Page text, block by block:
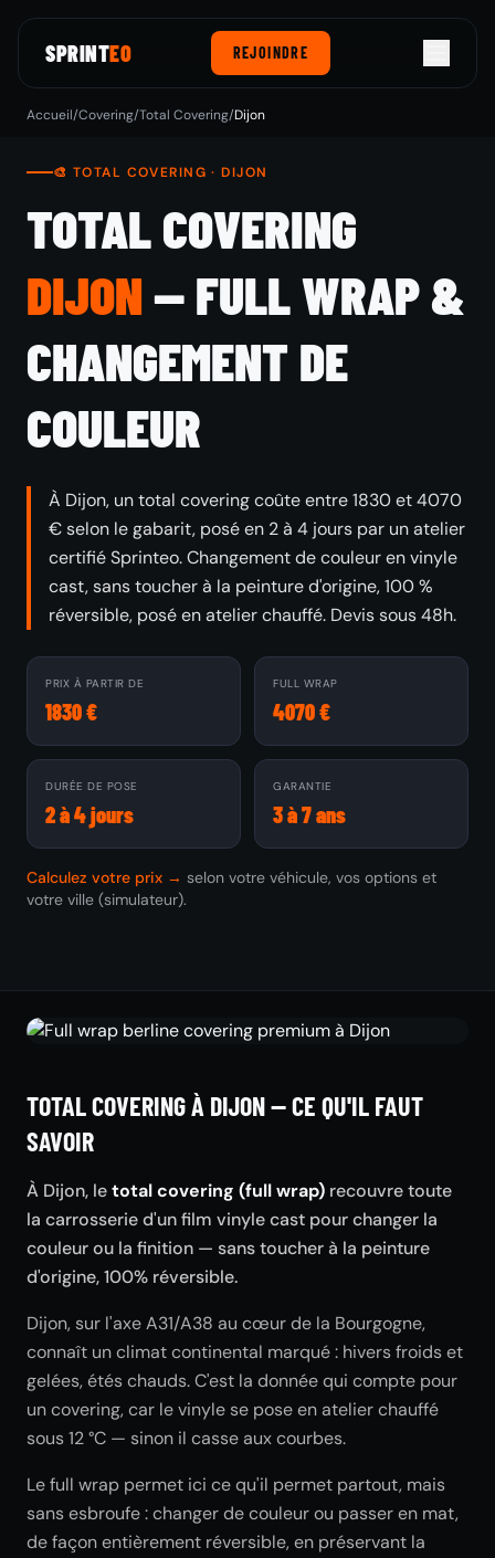
SPRINTEO REJOINDRE
Accueil/Covering/Total Covering/Dijon
🎨 TOTAL COVERING · DIJON
TOTAL COVERING
DIJON— FULL WRAP &
CHANGEMENT DE
COULEUR
À Dijon, un total covering coûte entre 1830 et 4070
€ selon le gabarit, posé en 2 à 4 jours par un atelier
certifié Sprinteo. Changement de couleur en vinyle
cast, sans toucher à la peinture d'origine, 100 %
réversible, posé en atelier chauffé. Devis sous 48h.
PRIX À PARTIR DE
1830 €
FULL WRAP
4070 €
DURÉE DE POSE
2 à 4 jours
GARANTIE
3 à 7 ans
Calculez votre prix → selon votre véhicule, vos options et
votre ville (simulateur).
TOTAL COVERING À DIJON — CE QU'IL FAUT
SAVOIR
À Dijon, letotal covering (full wrap) recouvre toute
la carrosserie d'un film vinyle cast pour changer la
couleur ou la finition — sans toucher à la peinture
d'origine, 100% réversible.
Dijon, sur l'axe A31/A38 au cœur de la Bourgogne,
connaît un climat continental marqué : hivers froids et
gelées, étés chauds. C'est la donnée qui compte pour
un covering, car le vinyle se pose en atelier chauffé
sous 12 °C — sinon il casse aux courbes.
Le full wrap permet ici ce qu'il permet partout, mais
sans esbroufe : changer de couleur ou passer en mat,
de façon entièrement réversible, en préservant la